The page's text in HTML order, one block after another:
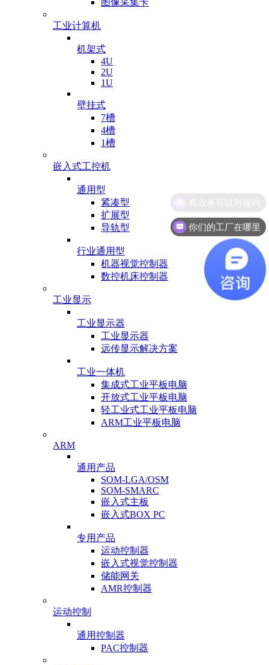
工业计算机
机架式
4U
2U
1U
壁挂式
7槽
4槽
1槽
嵌入式工控机
通用型
紧凑型
扩展型
导轨型
行业通用型
机器视觉控制器
数控机床控制器
工业显示
工业显示器
工业显示器
远传显示解决方案
工业一体机
集成式工业平板电脑
开放式工业平板电脑
轻工业式工业平板电脑
ARM工业平板电脑
ARM
通用产品
SOM-LGA/OSM
SOM-SMARC
嵌入式主板
嵌入式BOX PC
专用产品
运动控制器
嵌入式视觉控制器
储能网关
AMR控制器
运动控制
通用控制器
PAC控制器
你们的工厂在哪里